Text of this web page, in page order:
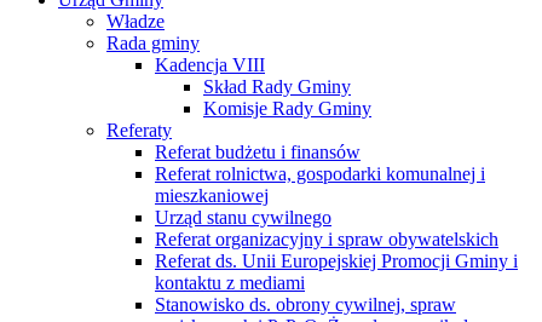
Władze
Rada gminy
Kadencja VIII
Skład Rady Gminy
Komisje Rady Gminy
Referaty
Referat budżetu i finansów
Referat rolnictwa, gospodarki komunalnej i
mieszkaniowej
Urząd stanu cywilnego
Referat organizacyjny i spraw obywatelskich
Referat ds. Unii Europejskiej Promocji Gminy i
kontaktu z mediami
Stanowisko ds. obrony cywilnej, spraw